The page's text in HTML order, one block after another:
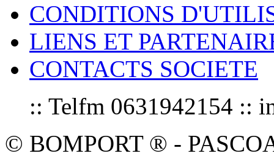
CONDITIONS
LIENS ET
CONTACTS SOCIETE
:: Telfm 0631942154 ::
© BOMPORT ® -